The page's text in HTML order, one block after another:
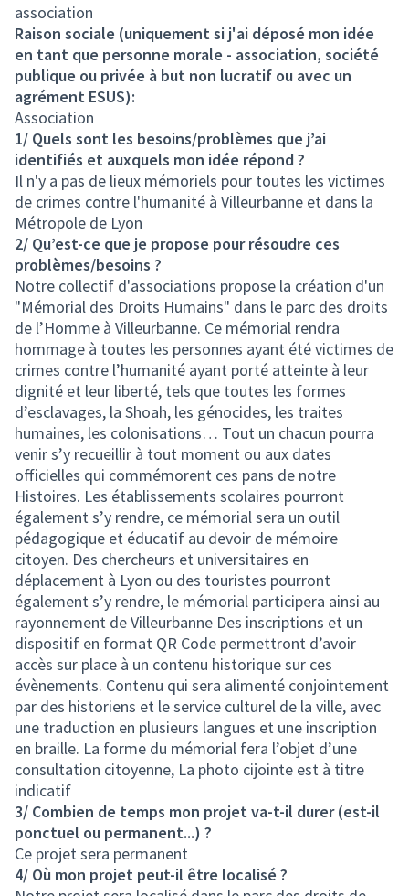
association
Raison sociale (uniquement si j'ai déposé mon idée
en tant que personne morale - association, société
publique ou privée à but non lucratif ou avec un
agrément ESUS):
Association
1/ Quels sont les besoins/problèmes que j’ai
identifiés et auxquels mon idée répond ?
Il n'y a pas de lieux mémoriels pour toutes les victimes
de crimes contre l'humanité à Villeurbanne et dans la
Métropole de Lyon
2/ Qu’est-ce que je propose pour résoudre ces
problèmes/besoins ?
Notre collectif d'associations propose la création d'un
"Mémorial des Droits Humains" dans le parc des droits
de l’Homme à Villeurbanne. Ce mémorial rendra
hommage à toutes les personnes ayant été victimes de
crimes contre l’humanité ayant porté atteinte à leur
dignité et leur liberté, tels que toutes les formes
d’esclavages, la Shoah, les génocides, les traites
humaines, les colonisations… Tout un chacun pourra
venir s’y recueillir à tout moment ou aux dates
officielles qui commémorent ces pans de notre
Histoires. Les établissements scolaires pourront
également s’y rendre, ce mémorial sera un outil
pédagogique et éducatif au devoir de mémoire
citoyen. Des chercheurs et universitaires en
déplacement à Lyon ou des touristes pourront
également s’y rendre, le mémorial participera ainsi au
rayonnement de Villeurbanne Des inscriptions et un
dispositif en format QR Code permettront d’avoir
accès sur place à un contenu historique sur ces
évènements. Contenu qui sera alimenté conjointement
par des historiens et le service culturel de la ville, avec
une traduction en plusieurs langues et une inscription
en braille. La forme du mémorial fera l’objet d’une
consultation citoyenne, La photo cijointe est à titre
indicatif
3/ Combien de temps mon projet va-t-il durer (est-il
ponctuel ou permanent...) ?
Ce projet sera permanent
4/ Où mon projet peut-il être localisé ?